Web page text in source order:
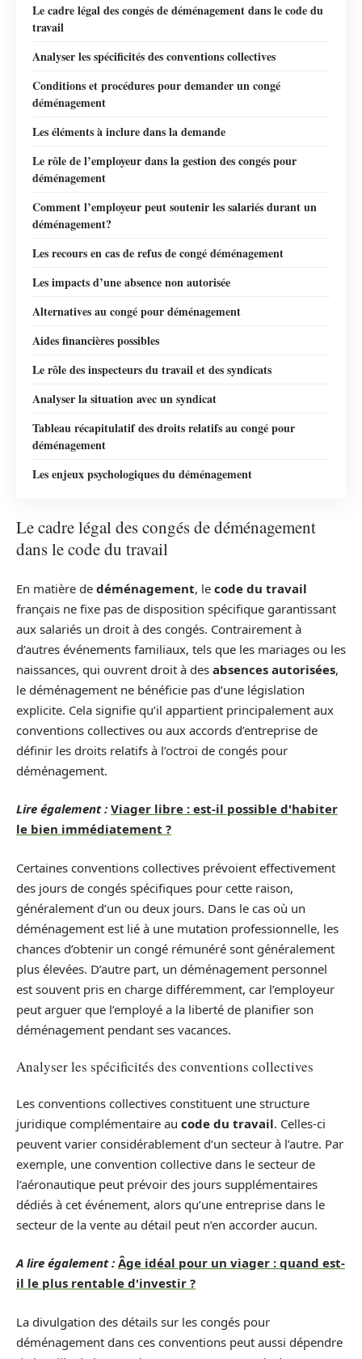
Le cadre légal des congés de déménagement dans le code du
travail
Analyser les spécificités des conventions collectives
Conditions et procédures pour demander un congé
déménagement
Les éléments à inclure dans la demande
Le rôle de l’employeur dans la gestion des congés pour
déménagement
Comment l’employeur peut soutenir les salariés durant un
déménagement?
Les recours en cas de refus de congé déménagement
Les impacts d’une absence non autorisée
Alternatives au congé pour déménagement
Aides financières possibles
Le rôle des inspecteurs du travail et des syndicats
Analyser la situation avec un syndicat
Tableau récapitulatif des droits relatifs au congé pour
déménagement
Les enjeux psychologiques du déménagement
Le cadre légal des congés de déménagement
dans le code du travail
En matière de déménagement, le code du travail
français ne fixe pas de disposition spécifique garantissant
aux salariés un droit à des congés. Contrairement à
d’autres événements familiaux, tels que les mariages ou les
naissances, qui ouvrent droit à des absences autorisées,
le déménagement ne bénéficie pas d’une législation
explicite. Cela signifie qu’il appartient principalement aux
conventions collectives ou aux accords d’entreprise de
définir les droits relatifs à l’octroi de congés pour
déménagement.
Lire également : Viager libre : est-il possible d'habiter
le bien immédiatement ?
Certaines conventions collectives prévoient effectivement
des jours de congés spécifiques pour cette raison,
généralement d’un ou deux jours. Dans le cas où un
déménagement est lié à une mutation professionnelle, les
chances d’obtenir un congé rémunéré sont généralement
plus élevées. D’autre part, un déménagement personnel
est souvent pris en charge différemment, car l’employeur
peut arguer que l’employé a la liberté de planifier son
déménagement pendant ses vacances.
Analyser les spécificités des conventions collectives
Les conventions collectives constituent une structure
juridique complémentaire au code du travail. Celles-ci
peuvent varier considérablement d’un secteur à l’autre. Par
exemple, une convention collective dans le secteur de
l’aéronautique peut prévoir des jours supplémentaires
dédiés à cet événement, alors qu’une entreprise dans le
secteur de la vente au détail peut n’en accorder aucun.
A lire également : Âge idéal pour un viager : quand est-
il le plus rentable d'investir ?
La divulgation des détails sur les congés pour
déménagement dans ces conventions peut aussi dépendre